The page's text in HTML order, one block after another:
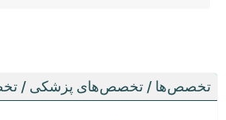
تخصص‌ها / تخصص‌های پزشکی /